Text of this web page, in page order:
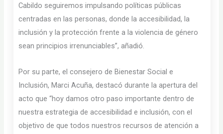
Cabildo seguiremos impulsando políticas públicas
centradas en las personas, donde la accesibilidad, la
inclusión y la protección frente a la violencia de género
sean principios irrenunciables”, añadió.
Por su parte, el consejero de Bienestar Social e
Inclusión, Marci Acuña, destacó durante la apertura del
acto que “hoy damos otro paso importante dentro de
nuestra estrategia de accesibilidad e inclusión, con el
objetivo de que todos nuestros recursos de atención a